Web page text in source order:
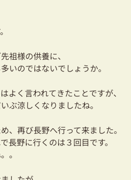
をお考えの方
安心の家づくり
からお探しの方へ
ついてのご相談
ールーム
お知らせ
祖様の供養に、
いのではないでしょうか。
よく言われてきたことですが、
ぶ涼しくなりましたね。
、再び長野へ行って来ました。
長野に行くのは３回目です。
。